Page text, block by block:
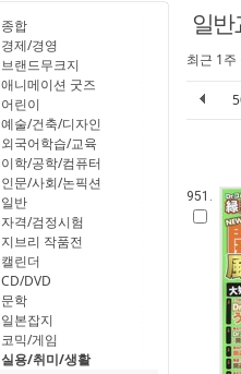
종합
경제/경영
브랜드무크지
애니메이션 굿즈
어린이
예술/건축/디자인
외국어학습/교육
이학/공학/컴퓨터
인문/사회/논픽션
일반
자격/검정시험
지브리 작품전
캘린더
CD/DVD
문학
일본잡지
코믹/게임
실용/취미/생활
일반
최근 1
951.